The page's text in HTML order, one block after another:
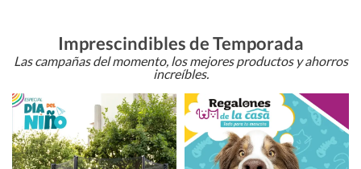
Imprescindibles de Temporada
Las campañas del momento, los mejores productos y ahorros
increíbles.